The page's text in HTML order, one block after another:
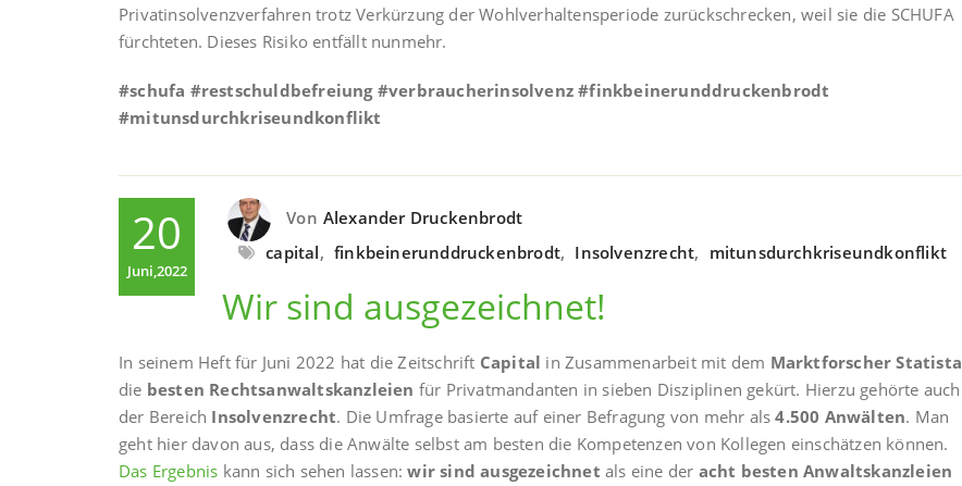
Privatinsolvenzverfahren trotz Verkürzung der Wohlverhaltensperiode zurückschrecken, weil sie die SCHUFA
fürchteten. Dieses Risiko entfällt nunmehr.
#schufa #restschuldbefreiung #verbraucherinsolvenz #finkbeinerunddruckenbrodt
#mitunsdurchkriseundkonflikt
20
Juni,2022
Von Alexander Druckenbrodt
capital, finkbeinerunddruckenbrodt, Insolvenzrecht, mitunsdurchkriseundkonflikt
Wir sind ausgezeichnet!
In seinem Heft für Juni 2022 hat die Zeitschrift Capital in Zusammenarbeit mit dem Marktforscher Statista
die besten Rechtsanwaltskanzleien für Privatmandanten in sieben Disziplinen gekürt. Hierzu gehörte auch
der Bereich Insolvenzrecht. Die Umfrage basierte auf einer Befragung von mehr als4.500 Anwälten. Man
geht hier davon aus, dass die Anwälte selbst am besten die Kompetenzen von Kollegen einschätzen können.
Das Ergebnis kann sich sehen lassen:wir sind ausgezeichnet als eine der acht besten Anwaltskanzleien